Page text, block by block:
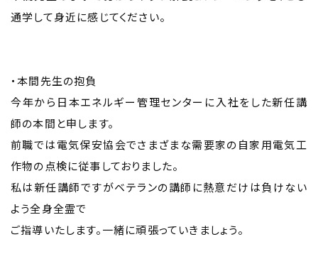
通学して身近に感じてください。
・本間先生の抱負
今年から日本エネルギー管理センターに入社をした新任講
師の本間と申します。
前職では電気保安協会でさまざまな需要家の自家用電気工
作物の点検に従事しておりました。
私は新任講師ですがベテランの講師に熱意だけは負けない
よう全身全霊で
ご指導いたします。一緒に頑張っていきましょう。